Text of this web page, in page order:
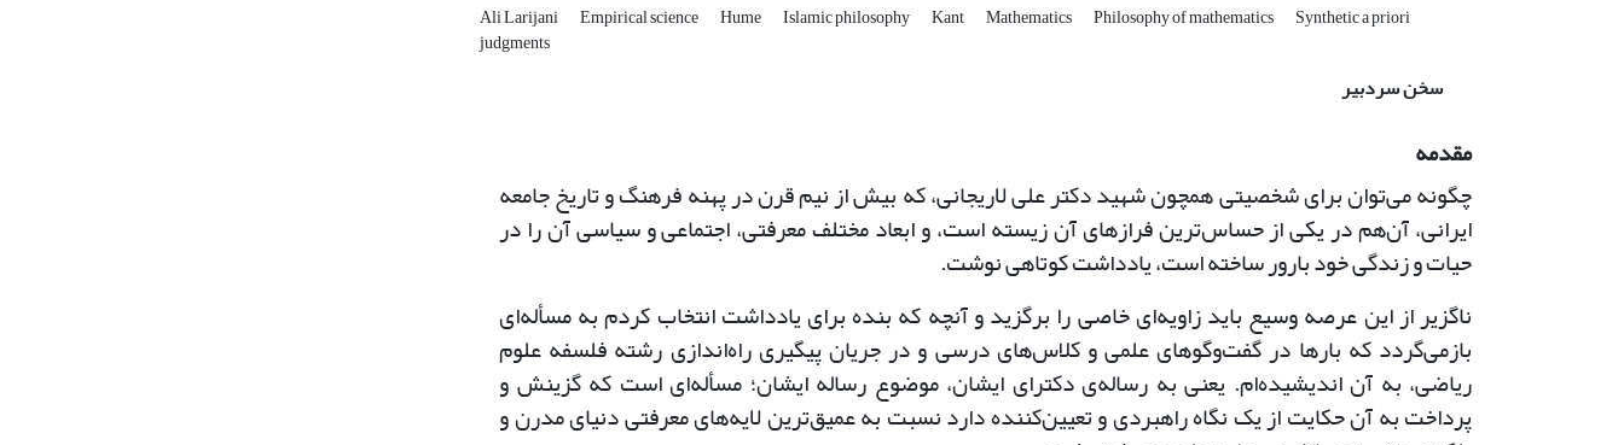
Ali Larijani Empirical science Hume Islamic philosophy Kant Mathematics Philosophy of mathematics Synthetic a priori
judgments
سخن سردبیر
مقدمه
چگونه می‌توان برای شخصیتی همچون شهید دکتر علی لاریجانی، که بیش از نیم قرن در پهنه فرهنگ و تاریخ جامعه
ایرانی، آن‌هم در یکی از حساس‌ترین فرازهای آن زیسته است، و ابعاد مختلف معرفتی، اجتماعی و سیاسی آن را در
حیات و زندگی خود بارور ساخته است، یادداشت کوتاهی نوشت.
ناگزیر از این عرصه وسیع باید زاویه‌ای خاصی را برگزید و آنچه که بنده برای یادداشت انتخاب کردم به مسأله‌ای
بازمی‌گردد که بارها در گفت‌وگوهای علمی و کلاس‌های درسی و در جریان پیگیری راه‌اندازی رشته فلسفه علوم
ریاضی، به آن اندیشیده‌ام. یعنی به رساله‌ی دکترای ایشان، موضوع رساله ایشان؛ مسأله‌ای است که گزینش و
پرداخت به آن حکایت از یک نگاه راهبردی و تعیین‌کننده دارد نسبت به عمیق‌ترین لایه‌های معرفتی دنیای مدرن و